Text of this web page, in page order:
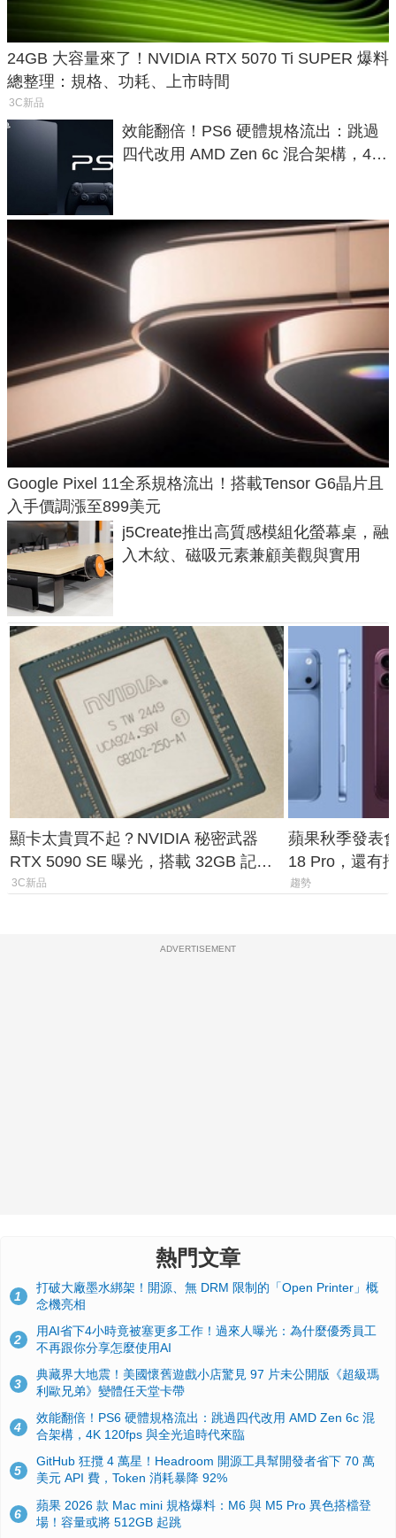
24GB 大容量來了！NVIDIA RTX 5070 Ti SUPER 爆料
總整理：規格、功耗、上市時間
3C新品
效能翻倍！PS6 硬體規格流出：跳過
四代改用 AMD Zen 6c 混合架構，4K
Google Pixel 11全系規格流出！搭載Tensor G6晶片且
入手價調漲至899美元
j5Create推出高質感模組化螢幕桌，融
入木紋、磁吸元素兼顧美觀與實用
顯卡太貴買不起？NVIDIA 秘密武器
RTX 5090 SE 曝光，搭載 32GB 記憶
體
3C新品
蘋果秋季發表
18 Pro，還有
測一次看
趨勢
ADVERTISEMENT
熱門文章
1
打破大廠墨水綁架！開源、無 DRM 限制的「Open Printer」概
念機亮相
2
用AI省下4小時竟被塞更多工作！過來人曝光：為什麼優秀員工
不再跟你分享怎麼使用AI
3
典藏界大地震！美國懷舊遊戲小店驚見 97 片未公開版《超級瑪
利歐兄弟》變體任天堂卡帶
4
效能翻倍！PS6 硬體規格流出：跳過四代改用 AMD Zen 6c 混
合架構，4K 120fps 與全光追時代來臨
5
GitHub 狂攬 4 萬星！Headroom 開源工具幫開發者省下 70 萬
美元 API 費，Token 消耗暴降 92%
6
蘋果 2026 款 Mac mini 規格爆料：M6 與 M5 Pro 異色搭檔登
場！容量或將 512GB 起跳